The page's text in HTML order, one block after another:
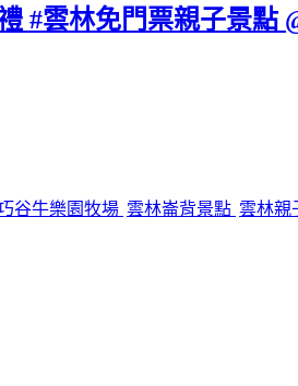
#雲林免門票親子景點
谷牛樂園牧場 雲林崙背景點 雲林親